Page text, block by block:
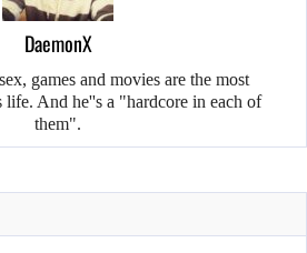
DaemonX
games and movies are the most
life. And he''s a "hardcore in each of
them".